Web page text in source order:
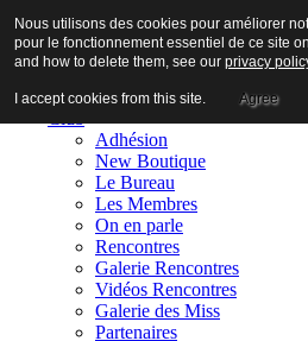
Accueil
Adhésion
New Boutique
Le Bureau
Les Membres
On en parle
Rencontres
Galerie Rencontres
Vidéos Rencontres
Galerie des Miss
Partenaires
Nous utilisons des cookies pour améliorer
pour le fonctionnement essentiel de ce site
and how to delete them, see our privacy
I accept cookies from this site. Agree